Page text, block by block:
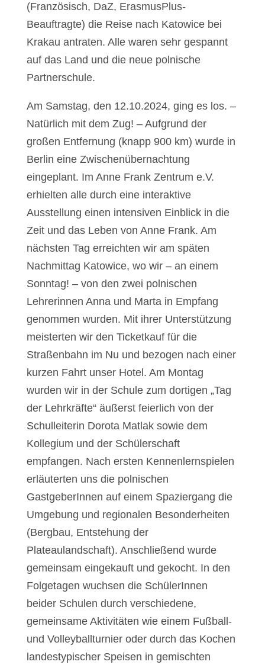
(Französisch, DaZ, ErasmusPlus-
Beauftragte) die Reise nach Katowice bei
Krakau antraten. Alle waren sehr gespannt
auf das Land und die neue polnische
Partnerschule.
Am Samstag, den 12.10.2024, ging es los. –
Natürlich mit dem Zug! – Aufgrund der
großen Entfernung (knapp 900 km) wurde in
Berlin eine Zwischenübernachtung
eingeplant. Im Anne Frank Zentrum e.V.
erhielten alle durch eine interaktive
Ausstellung einen intensiven Einblick in die
Zeit und das Leben von Anne Frank. Am
nächsten Tag erreichten wir am späten
Nachmittag Katowice, wo wir – an einem
Sonntag! – von den zwei polnischen
Lehrerinnen Anna und Marta in Empfang
genommen wurden. Mit ihrer Unterstützung
meisterten wir den Ticketkauf für die
Straßenbahn im Nu und bezogen nach einer
kurzen Fahrt unser Hotel. Am Montag
wurden wir in der Schule zum dortigen „Tag
der Lehrkräfte“ äußerst feierlich von der
Schulleiterin Dorota Matlak sowie dem
Kollegium und der Schülerschaft
empfangen. Nach ersten Kennenlernspielen
erläuterten uns die polnischen
GastgeberInnen auf einem Spaziergang die
Umgebung und regionalen Besonderheiten
(Bergbau, Entstehung der
Plateaulandschaft). Anschließend wurde
gemeinsam eingekauft und gekocht. In den
Folgetagen wuchsen die SchülerInnen
beider Schulen durch verschiedene,
gemeinsame Aktivitäten wie einem Fußball-
und Volleyballturnier oder durch das Kochen
landestypischer Speisen in gemischten